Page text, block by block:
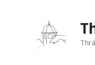
springen